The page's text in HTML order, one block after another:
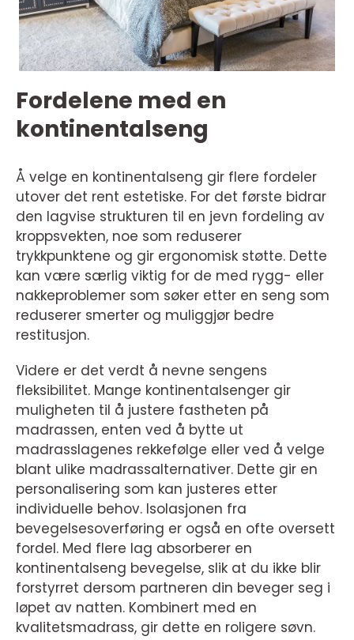
Fordelene med en
kontinentalseng
Å velge en kontinentalseng gir flere fordeler
utover det rent estetiske. For det første bidrar
den lagvise strukturen til en jevn fordeling av
kroppsvekten, noe som reduserer
trykkpunktene og gir ergonomisk støtte. Dette
kan være særlig viktig for de med rygg- eller
nakkeproblemer som søker etter en seng som
reduserer smerter og muliggjør bedre
restitusjon.
Videre er det verdt å nevne sengens
fleksibilitet. Mange kontinentalsenger gir
muligheten til å justere fastheten på
madrassen, enten ved å bytte ut
madrasslagenes rekkefølge eller ved å velge
blant ulike madrassalternativer. Dette gir en
personalisering som kan justeres etter
individuelle behov. Isolasjonen fra
bevegelsesoverføring er også en ofte oversett
fordel. Med flere lag absorberer en
kontinentalseng bevegelse, slik at du ikke blir
forstyrret dersom partneren din beveger seg i
løpet av natten. Kombinert med en
kvalitetsmadrass, gir dette en roligere søvn.